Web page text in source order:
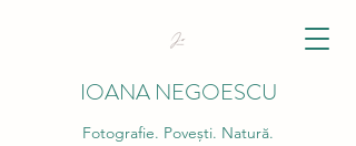
IOANA NEGOESCU
Fotografie. Povești. Natură.